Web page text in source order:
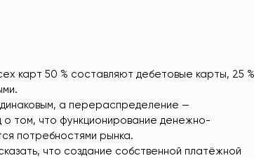
карт 50 % составляют дебетовые карты, 25 %
а перераспределение —
о том, что функционирование денежно-
потребностями рынка.
что создание собственной платёжной